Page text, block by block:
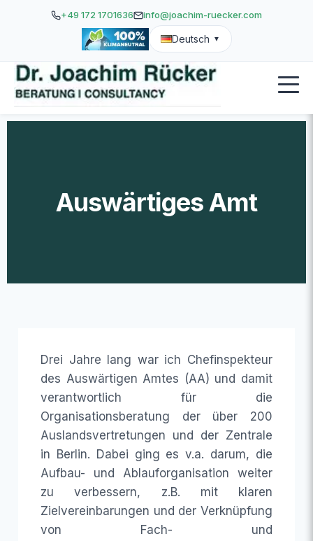
+49 172 1701636 info@joachim-ruecker.com
Deutsch ▼
Auswärtiges Amt
Drei Jahre lang war ich Chefinspekteur
des Auswärtigen Amtes (AA) und damit
verantwortlich für die
Organisationsberatung der über 200
Auslandsvertretungen und der Zentrale
in Berlin. Dabei ging es v.a. darum, die
Aufbau- und Ablauforganisation weiter
zu verbessern, z.B. mit klaren
Zielvereinbarungen und der Verknüpfung
von Fach- und